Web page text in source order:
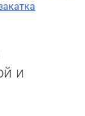
и